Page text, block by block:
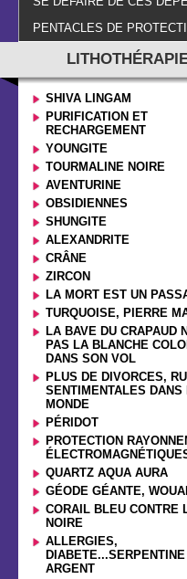
PENTACLES DE
SHIVA LINGAM
PURIFICATION ET
RECHARGEMENT
YOUNGITE
TOURMALINE NOIRE
AVENTURINE
OBSIDIENNES
SHUNGITE
ALEXANDRITE
CRÂNE
ZIRCON
LA MORT EST UN
TURQUOISE, PIERRE
LA BAVE DU CRAPAUD
PAS LA BLANCHE
DANS SON VOL
PLUS DE DIVORCES,
SENTIMENTALES DANS
MONDE
PÉRIDOT
PROTECTION
QUARTZ AQUA AURA
GÉODE GÉANTE,
CORAIL BLEU CONTRE
NOIRE
ALLERGIES,
ARGENT